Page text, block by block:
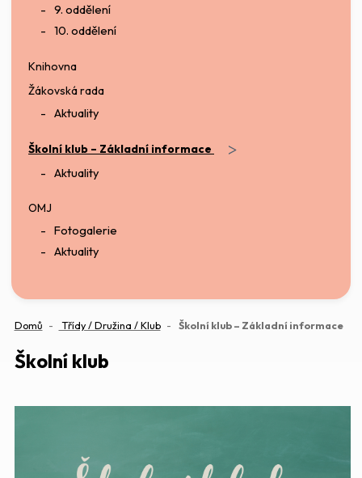
9. oddělení
10. oddělení
Knihovna
Žákovská rada
Aktuality
Školní klub – Základní informace >
Aktuality
OMJ
Fotogalerie
Aktuality
Domů Třídy / Družina / Klub Školní klub – Základní informace
Školní klub